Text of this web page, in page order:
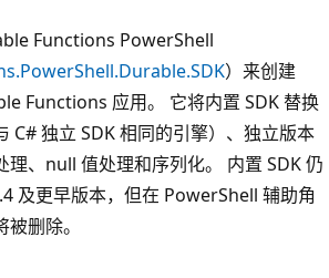
Functions PowerShell
）来创建
Functions 应用。 它将内置 SDK 替换
C# 独立 SDK 相同的引擎）、独立版本
理、null 值处理和序列化。 内置 SDK 仍
及更早版本，但在 PowerShell 辅助角
删除。